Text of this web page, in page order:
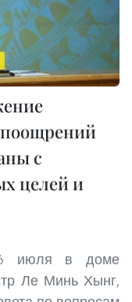
поощрений
с
целей и
июля в доме
Ле Минь Хынг,